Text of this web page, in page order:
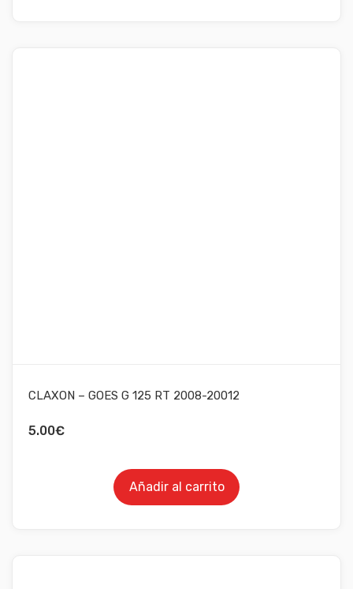
CLAXON – GOES G 125 RT 2008-20012
5.00€
Añadir al carrito